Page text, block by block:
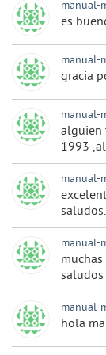
manual-
es
manual-
gracia
manual-
alguien
1993
manual-
manual-
saludos
manual-
hola